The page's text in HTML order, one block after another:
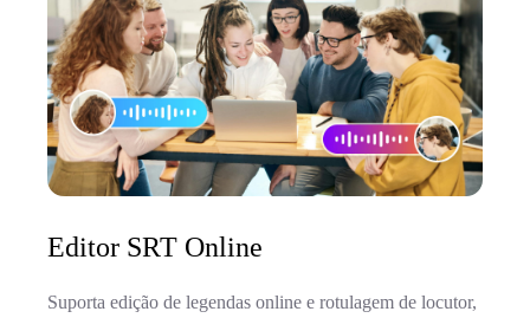
Editor SRT Online
Suporta edição de legendas online e rotulagem de locutor,